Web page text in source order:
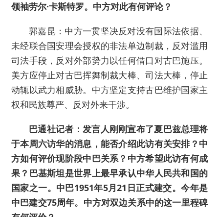
领袖劳尔·卡斯特罗。中方对此有何评论？
郭嘉昆：中方一贯坚决反对没有国际法依据、
未经联合国安理会授权的非法单边制裁，反对滥用
司法手段，反对外部势力以任何借口对古巴施压。
美方应停止对古巴挥舞制裁大棒、司法大棒，停止
动辄以武力相威胁。中方坚定支持古巴维护国家主
权和民族尊严、反对外来干涉。
巴通社记者：发言人刚刚宣布了夏巴兹总理将
于本周六访华的消息，能否介绍此访有关安排？中
方如何评价现阶段中巴关系？中方希望此访有何成
果？巴基斯坦是世界上最早承认中华人民共和国的
国家之一。中巴1951年5月21日正式建交。今年是
中巴建交75周年。中方对双边关系中的这一里程碑